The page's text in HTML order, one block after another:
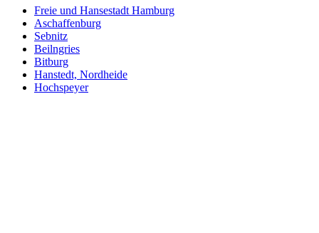
Freie und Hansestadt Hamburg
Aschaffenburg
Sebnitz
Beilngries
Bitburg
Hanstedt, Nordheide
Hochspeyer